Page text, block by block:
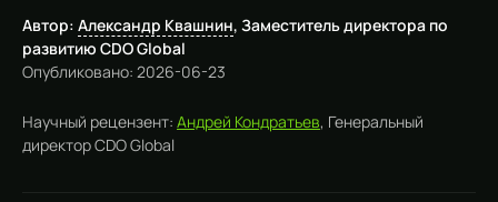
Автор: Александр Квашнин, Заместитель директора по
развитию CDO Global
Опубликовано: 2026-06-23
Научный рецензент: Андрей Кондратьев, Генеральный
директор CDO Global